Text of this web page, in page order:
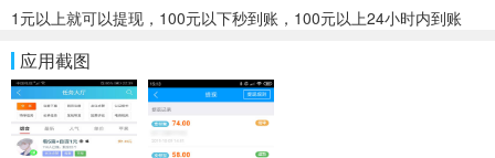
1元以上就可以提现，100元以下秒到账，100元以上24小时内到账
应用截图